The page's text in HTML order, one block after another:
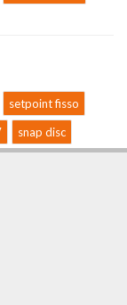
setpoint fisso
snap disc